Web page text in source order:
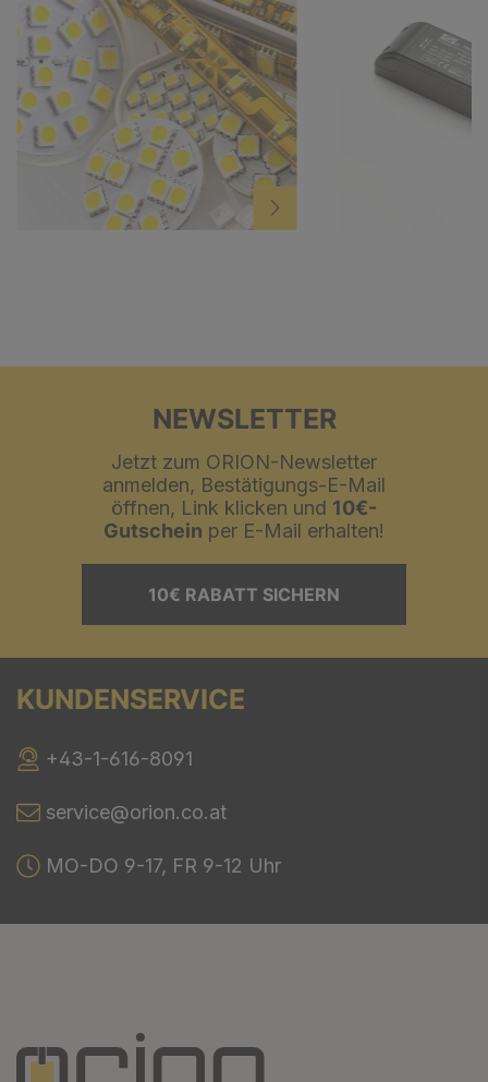
NEWSLETTER
Jetzt zum ORION-Newsletter
anmelden, Bestätigungs-E-Mail
öffnen, Link klicken und 10€-
Gutschein per E-Mail erhalten!
10€ RABATT SICHERN
KUNDENSERVICE
+43-1-616-8091
service@orion.co.at
MO-DO 9-17, FR 9-12 Uhr